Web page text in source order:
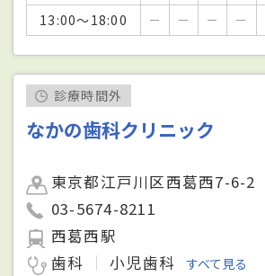
13:00～18:00
－ － － －
診療時間外
なかの歯科クリニック
東京都江戸川区西葛西7-6-2
03-5674-8211
西葛西駅
歯科
小児歯科 すべて見る